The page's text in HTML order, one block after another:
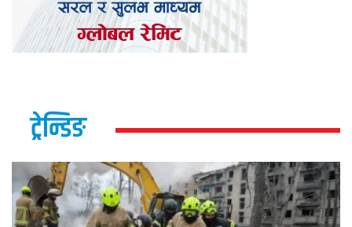
ट्रेन्डिङ